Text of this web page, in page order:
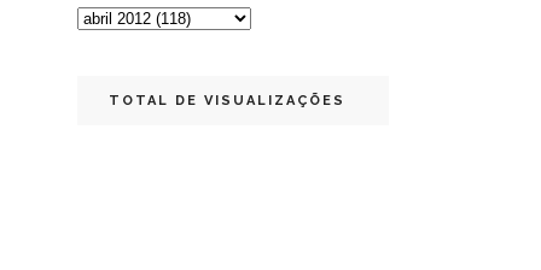
TOTAL DE VISUALIZAÇÕES